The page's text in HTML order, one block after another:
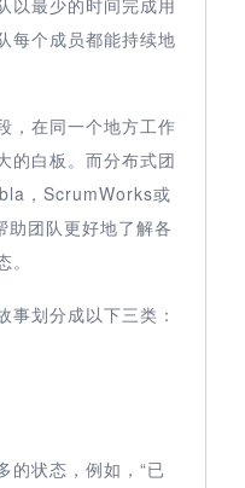
每个成员都能持续地
，在同一个地方工作
的白板。而分布式团
，ScrumWorks或
团队更好地了解各
事划分成以下三类：
的状态，例如，“已